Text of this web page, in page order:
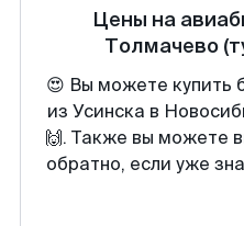
Цены на
Толмачево
😍 Вы можете купить
из Усинска в
🙌. Также вы можете
обратно, если уже